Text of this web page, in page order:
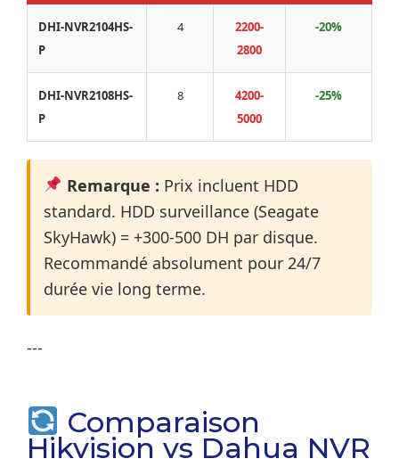
DHI-NVR2104HS-
P
4
2200-
2800
-20%
DHI-NVR2108HS-
P
8
4200-
5000
-25%
Remarque : Prix incluent HDD
standard. HDD surveillance (Seagate
SkyHawk) = +300-500 DH par disque.
Recommandé absolument pour 24/7
durée vie long terme.
---
Comparaison
Hikvision vs Dahua NVR